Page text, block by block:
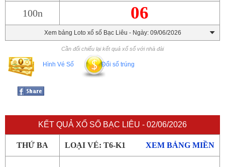
100n 06
Xem bảng Loto xổ số Bạc Liêu - Ngày: 09/06/2026
Cần đối chiếu lại kết quả xổ số với nhà đài
Hình Vé Số Đổi số trúng
KẾT QUẢ XỔ SỐ BẠC LIÊU - 02/06/2026
THỨ BA LOẠI VÉ: T6-K1 XEM BẢNG MIỀN